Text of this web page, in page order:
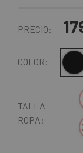
PRECIO:
COLOR:
TALLA
ROPA: